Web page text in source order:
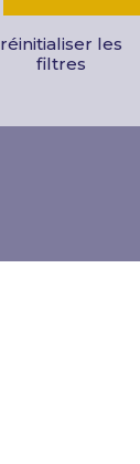
réinitialiser les
filtres